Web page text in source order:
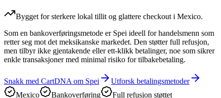
Bygget for sterkere lokal tillit og glattere checkout i Mexico.
Som en bankoverføringsmetode er Spei ideell for handelsmenn som
retter seg mot det meksikanske markedet. Den støtter full refusjon,
men tilbyr ikke gjentakende eller ett-klikk betalinger, noe som sikrer
enkle transaksjoner med minimal risiko for tilbakebetaling.
Snakk med CartDNA om Spei
Utforsk betalingsmetoder
Mexico
Bankoverføring Full refusjon støttet